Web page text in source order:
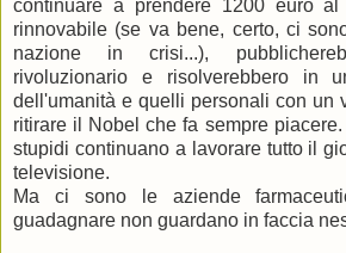
continuare a prendere 1200 euro al
rinnovabile (se va bene, certo, ci
nazione in crisi...),
rivoluzionario e risolverebbero in
dell'umanità e quelli personali con un
ritirare il Nobel che fa sempre
stupidi continuano a lavorare tutto il
televisione.
Ma ci sono le aziende
guadagnare non guardano in faccia